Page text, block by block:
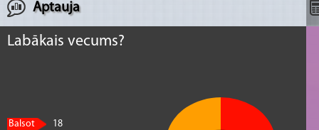
Aptauja
Labākais vecums?
Balsot
18